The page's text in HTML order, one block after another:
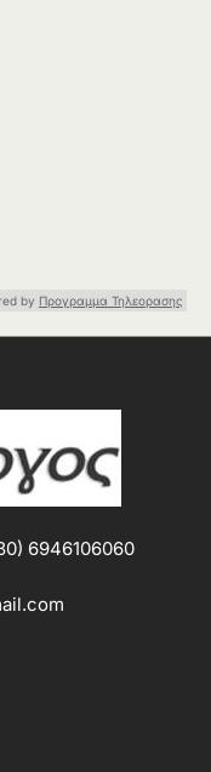
by Προγραμμα Τηλεορασης
6946106060